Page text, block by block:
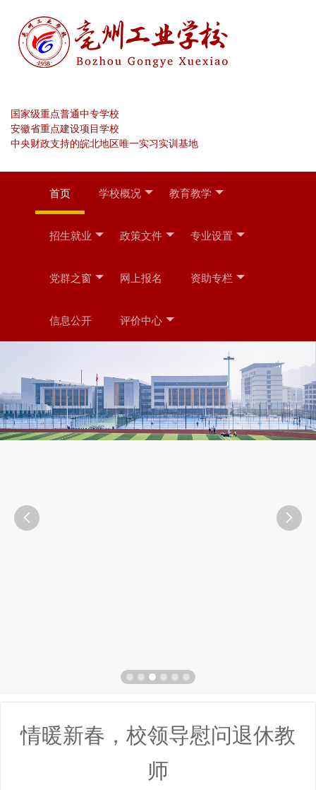
国家级重点普通中专学校
安徽省重点建设项目学校
中央财政支持的皖北地区唯一实习实训基地
首页 学校概况 教育教学
招生就业 政策文件 专业设置
党群之窗 网上报名 资助专栏
信息公开 评价中心
 
情暖新春，校领导慰问退休教
师